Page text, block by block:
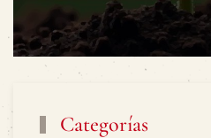
Categorías